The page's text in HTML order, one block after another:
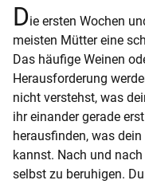
Die ersten Wochen
meisten Mütter eine
Das häufige Weinen
Herausforderung
nicht verstehst, was
ihr einander gerade
herausfinden, was
kannst. Nach und
selbst zu beruhigen.